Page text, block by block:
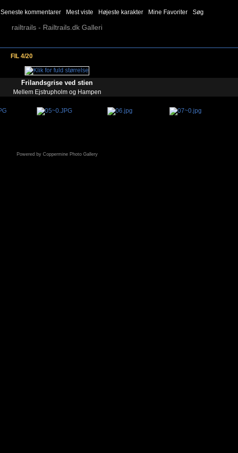
Seneste kommentarer Mest viste Højeste karakter Mine Favoriter Søg
railtrails - Railtrails.dk Galleri
FIL 4/20
Frilandsgrise ved stien
Mellem Ejstrupholm og Hampen
Powered by Coppermine Photo Gallery